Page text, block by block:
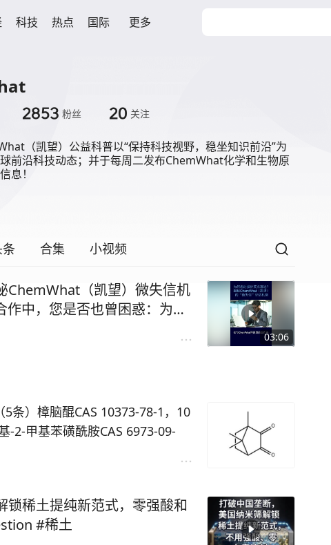
科技 热点 国际 更多
2853 粉丝 20 关注
（凯望）公益科普以“保持科技视野，稳坐知识前沿”为
前沿科技动态；并于每周二发布ChemWhat化学和生物原
息！
合集 小视频
03:06
ChemWhat（凯望）微失信机
中，您是否也曾困惑：为什
价缺乏优势，还是因为贸易
信用与履约历史评估体系。
条）樟脑醌CAS 10373-78-1，10
-2-甲基苯磺酰胺CAS 6973-09-
70-7；肼-15N2 一水合物CAS 14
加采购客服微信chemwhat。
锁稀土提纯新范式，零强酸和
#稀土